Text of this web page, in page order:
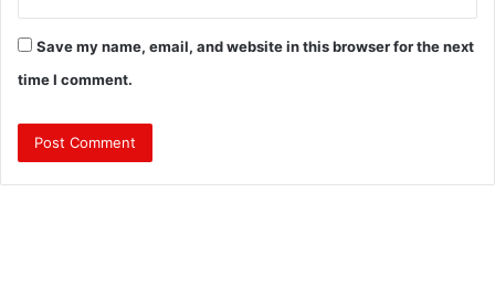
Save my name, email, and website in this browser for the next
time I comment.